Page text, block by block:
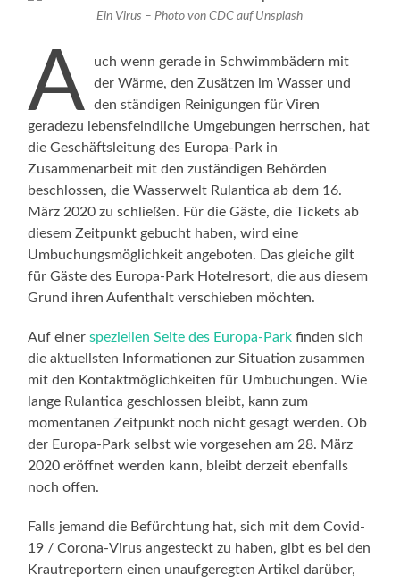
Ein Virus – Photo von CDC auf Unsplash
A
uch wenn gerade in Schwimmbädern mit
der Wärme, den Zusätzen im Wasser und
den ständigen Reinigungen für Viren
geradezu lebensfeindliche Umgebungen herrschen, hat
die Geschäftsleitung des Europa-Park in
Zusammenarbeit mit den zuständigen Behörden
beschlossen, die Wasserwelt Rulantica ab dem 16.
März 2020 zu schließen. Für die Gäste, die Tickets ab
diesem Zeitpunkt gebucht haben, wird eine
Umbuchungsmöglichkeit angeboten. Das gleiche gilt
für Gäste des Europa-Park Hotelresort, die aus diesem
Grund ihren Aufenthalt verschieben möchten.
Auf einerspeziellen Seite des Europa-Park finden sich
die aktuellsten Informationen zur Situation zusammen
mit den Kontaktmöglichkeiten für Umbuchungen. Wie
lange Rulantica geschlossen bleibt, kann zum
momentanen Zeitpunkt noch nicht gesagt werden. Ob
der Europa-Park selbst wie vorgesehen am 28. März
2020 eröffnet werden kann, bleibt derzeit ebenfalls
noch offen.
Falls jemand die Befürchtung hat, sich mit dem Covid-
19 / Corona-Virus angesteckt zu haben, gibt es bei den
Krautreportern einen unaufgeregten Artikel darüber,